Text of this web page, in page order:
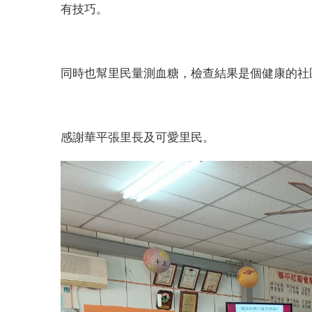
有技巧。
同時也幫里民量測血糖，檢查結果是個健康的社
感謝華平張里長及可愛里民。